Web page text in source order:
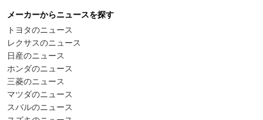
メーカーからニュースを探す
トヨタのニュース
レクサスのニュース
日産のニュース
ホンダのニュース
三菱のニュース
マツダのニュース
スバルのニュース